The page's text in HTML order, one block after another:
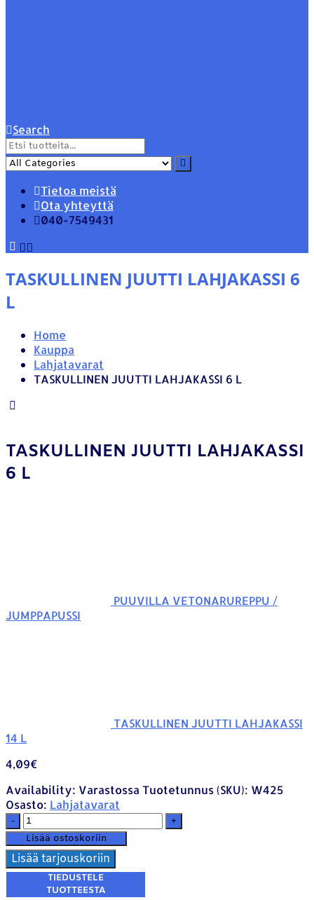
Search
Tietoa meistä
Ota yhteyttä
040-7549431
TASKULLINEN JUUTTI LAHJAKASSI 6
L
Home
Kauppa
Lahjatavarat
TASKULLINEN JUUTTI LAHJAKASSI 6 L
TASKULLINEN JUUTTI LAHJAKASSI
6 L
PUUVILLA VETONARUREPPU /
JUMPPAPUSSI
TASKULLINEN JUUTTI LAHJAKASSI
14 L
4,09€
Availability: Varastossa Tuotetunnus (SKU): W425
Osasto: Lahjatavarat
-
+
Lisää ostoskoriin
Lisää tarjouskoriin